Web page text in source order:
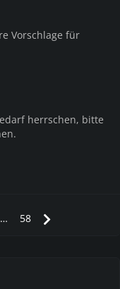
Vorschlage für
herrschen, bitte
… 58